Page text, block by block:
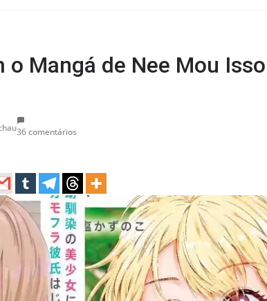
o Mangá de Nee Mou Isso
36 comentários